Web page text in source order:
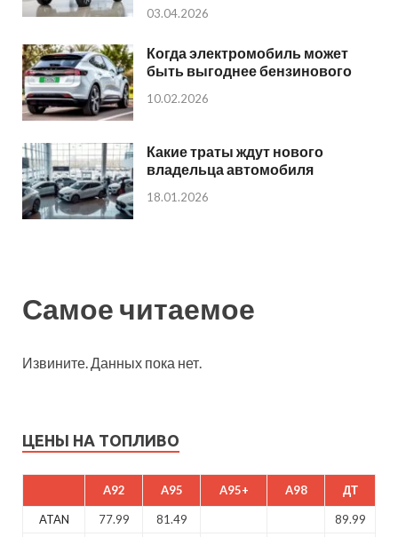
03.04.2026
Когда электромобиль может
быть выгоднее бензинового
10.02.2026
Какие траты ждут нового
владельца автомобиля
18.01.2026
Самое читаемое
Извините. Данных пока нет.
ЦЕНЫ НА ТОПЛИВО
A92 A95 A95+ A98 ДТ
ATAN 77.99 81.49
89.99